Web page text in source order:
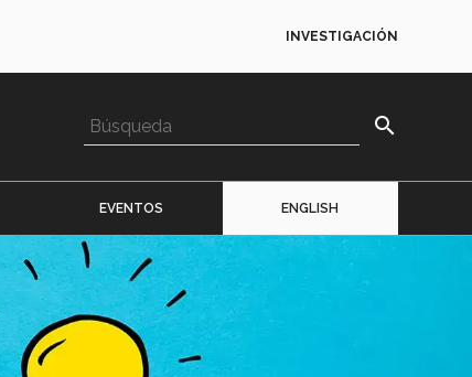
INVESTIGACIÓN
search
EVENTOS ENGLISH